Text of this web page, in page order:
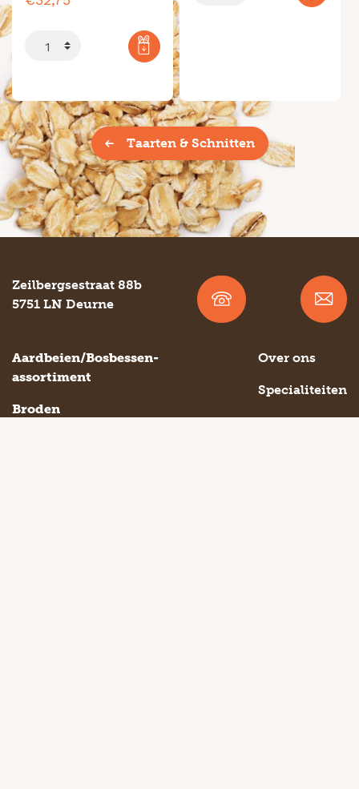
Taarten & Schnitten
Zeilbergsestraat 88b
5751 LN Deurne
Aardbeien/Bosbessen-
assortiment
Broden
Over ons
Specialiteiten
Contact